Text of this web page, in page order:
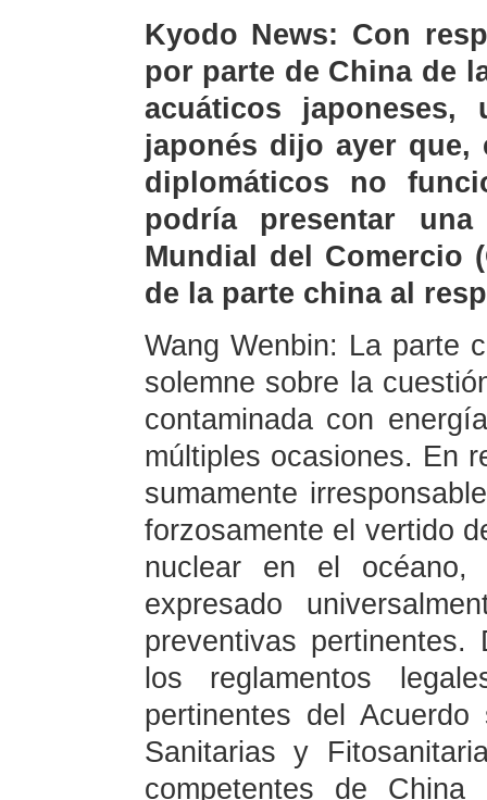
Kyodo News: Con
por parte de China de
acuáticos
japonés dijo ayer que,
diplomáticos no
podría presentar
Mundial del Comercio
de la parte china al
Wang Wenbin: La parte
solemne sobre la
contaminada con
múltiples ocasiones. En
sumamente
forzosamente el vertido
nuclear en el océano,
expresado
preventivas
los reglamentos
pertinentes del
Sanitarias y
competentes de China